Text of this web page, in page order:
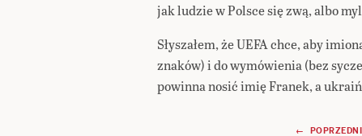
jak ludzie w Polsce się zwą, albo
Słyszałem, że UEFA chce, aby
znaków) i do wymówienia (bez
powinna nosić imię Franek, a
← POPRZEDNI